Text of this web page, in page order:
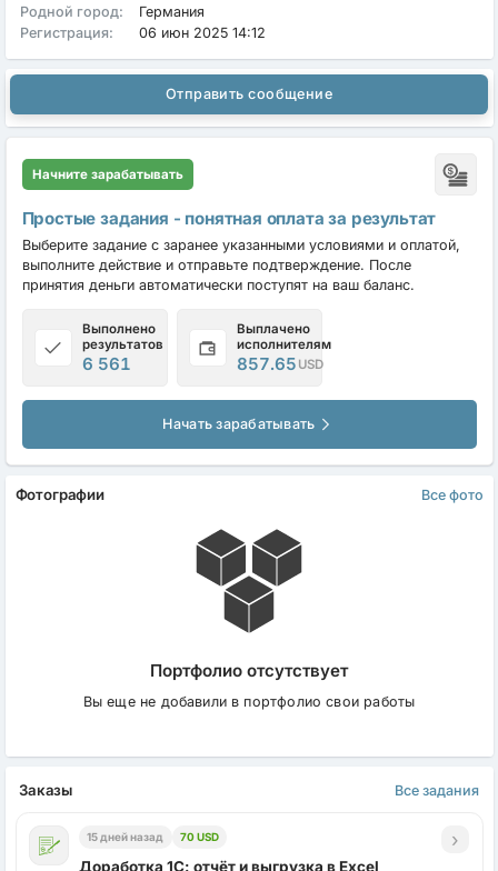
Родной город:
Германия
Регистрация:
06 июн 2025 14:12
Отправить сообщение
Начните зарабатывать
Простые задания - понятная оплата за результат
Выберите задание с заранее указанными условиями и оплатой,
выполните действие и отправьте подтверждение. После
принятия деньги автоматически поступят на ваш баланс.
Выполнено
результатов
6 561
Выплачено
исполнителям
857.65 USD
Начать зарабатывать
Фотографии Все фото
Портфолио отсутствует
Вы еще не добавили в портфолио свои работы
Заказы Все задания
15 дней назад 70 USD
Доработка 1С: отчёт и выгрузка в Excel
›